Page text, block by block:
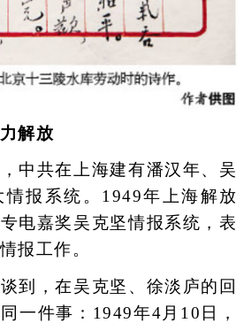
解放
共在上海建有潘汉年、吴
报系统。1949年上海解放
电嘉奖吴克坚情报系统，表
报工作。
，在吴克坚、徐淡庐的回
一件事：1949年4月10日，